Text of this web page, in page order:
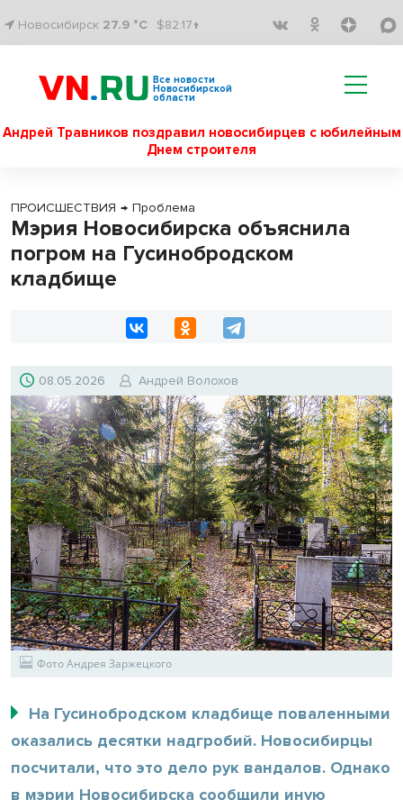
Новосибирск 27.9 °C $82.17↑
Все новости
Новосибирской
области
Андрей Травников поздравил новосибирцев с юбилейным
Днем строителя
ПРОИСШЕСТВИЯ → Проблема
Мэрия Новосибирска объяснила
погром на Гусинобродском
кладбище
08.05.2026 Андрей Волохов
Фото Андрея Заржецкого
На Гусинобродском кладбище поваленными
оказались десятки надгробий. Новосибирцы
посчитали, что это дело рук вандалов. Однако
в мэрии Новосибирска сообщили иную